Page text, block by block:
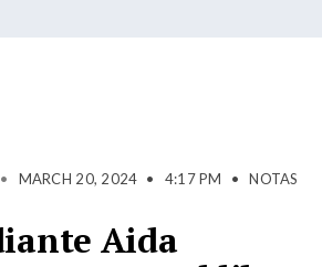
• MARCH 20, 2024 • 4:17 PM • NOTAS
Aida